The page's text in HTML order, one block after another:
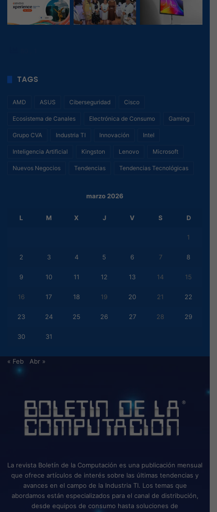
TAGS
AMD ASUS Ciberseguridad Cisco
Ecosistema de Canales Electrónica de Consumo Gaming
Grupo CVA Industria TI Innovación Intel
Inteligencia Artificial Kingston Lenovo Microsoft
Nuevos Negocios Tendencias Tendencias Tecnológicas
marzo 2026
L M X J V S D
1
2 3 4 5 6 7 8
9 10 11 12 13 14 15
16 17 18 19 20 21 22
23 24 25 26 27 28 29
30 31
« Feb Abr »
La revista Boletín de la Computación es una publicación mensual
que ofrece artículos de interés sobre las últimas tendencias y
avances en el campo de la Industria TI. Los temas que
abordamos están especializados para el canal de distribución,
desde equipos de consumo hasta soluciones de